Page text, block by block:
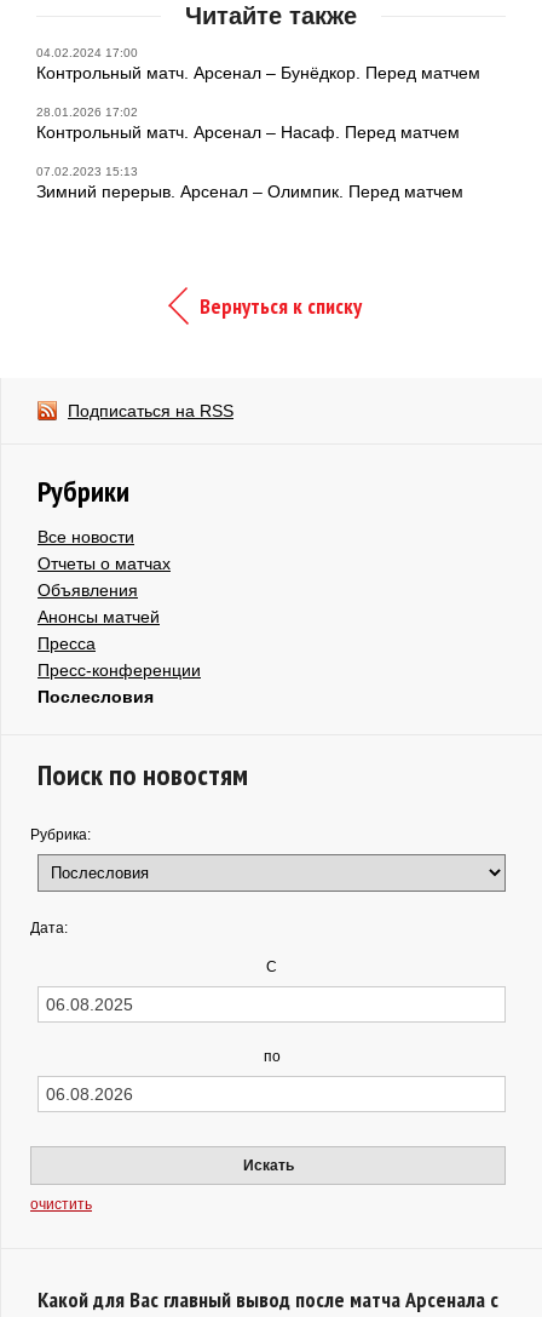
Читайте также
04.02.2024 17:00
Контрольный матч. Арсенал – Бунёдкор. Перед матчем
28.01.2026 17:02
Контрольный матч. Арсенал – Насаф. Перед матчем
07.02.2023 15:13
Зимний перерыв. Арсенал – Олимпик. Перед матчем
Вернуться к списку
Подписаться на RSS
Рубрики
Все новости
Отчеты о матчах
Объявления
Анонсы матчей
Пресса
Пресс-конференции
Послесловия
Поиск по новостям
Рубрика:
Дата:
С
по
Искать
очистить
Какой для Вас главный вывод после матча Арсенала с